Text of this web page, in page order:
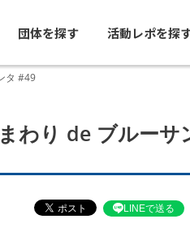
団体を探す 活動レポを探
タ #49
わり de ブルーサ
LINEで送る